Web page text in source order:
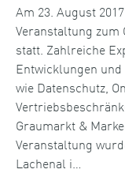
Am 23. August
Veranstaltung
statt. Zahlreiche
Entwicklungen
wie Datenschutz,
Graumarkt &
Veranstaltung
Lachenal i…